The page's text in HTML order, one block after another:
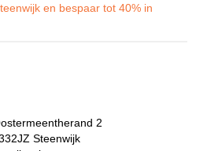
en bespaar tot 40% in
2
Steenwijk